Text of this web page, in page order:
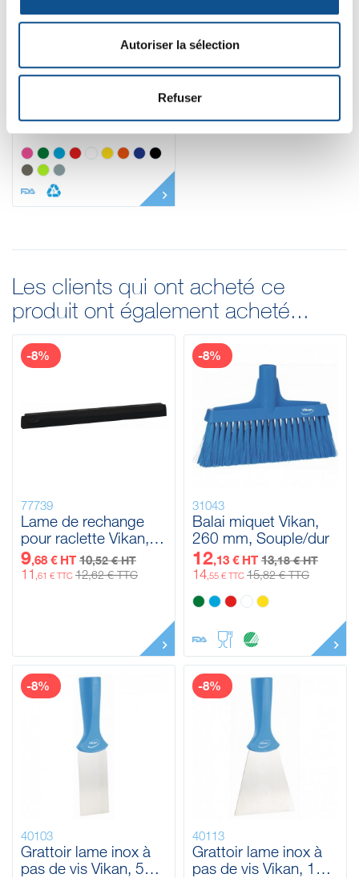
Autoriser la sélection
Refuser
!!! FIN DE STOCK !!!
mm
23 25,80 € TTC
Les clients qui ont acheté ce
produit ont également acheté...
77739
Lame de rechange
pour raclette Vikan,
500 mm
9,68 € HT 10,52 € HT
11 ,61 € TTC 12,62 € TTC
-8%
31043
Balai miquet Vikan,
260 mm, Souple/dur
12,13 € HT 13,18 € HT
14,55 € TTC 15,82 € TTC
-8%
40103
Grattoir lame inox à
pas de vis Vikan, 50
-8%
40113
Grattoir lame inox à
pas de vis Vikan, 100
-8%